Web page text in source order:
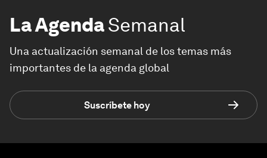
La AgendaSemanal
Una actualización semanal de los temas más
importantes de la agenda global
Suscríbete hoy